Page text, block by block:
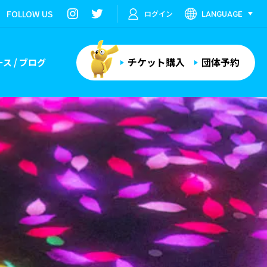
FOLLOW US ログイン LANGUAGE
ス / ブログ チケット購入 団体予約